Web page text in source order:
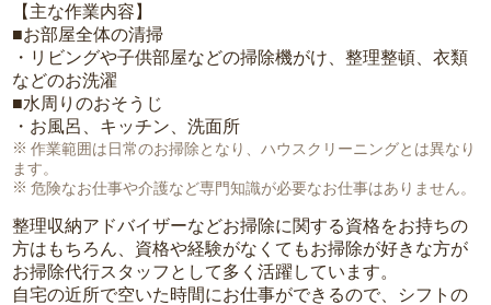
【主な作業内容】
■お部屋全体の清掃
・リビングや子供部屋などの掃除機がけ、整理整頓、衣類
などのお洗濯
■水周りのおそうじ
・お風呂、キッチン、洗面所
作業範囲は日常のお掃除となり、ハウスクリーニングとは異なり
ます。
危険なお仕事や介護など専門知識が必要なお仕事はありません。
整理収納アドバイザーなどお掃除に関する資格をお持ちの
方はもちろん、資格や経験がなくてもお掃除が好きな方が
お掃除代行スタッフとして多く活躍しています。
自宅の近所で空いた時間にお仕事ができるので、シフトの